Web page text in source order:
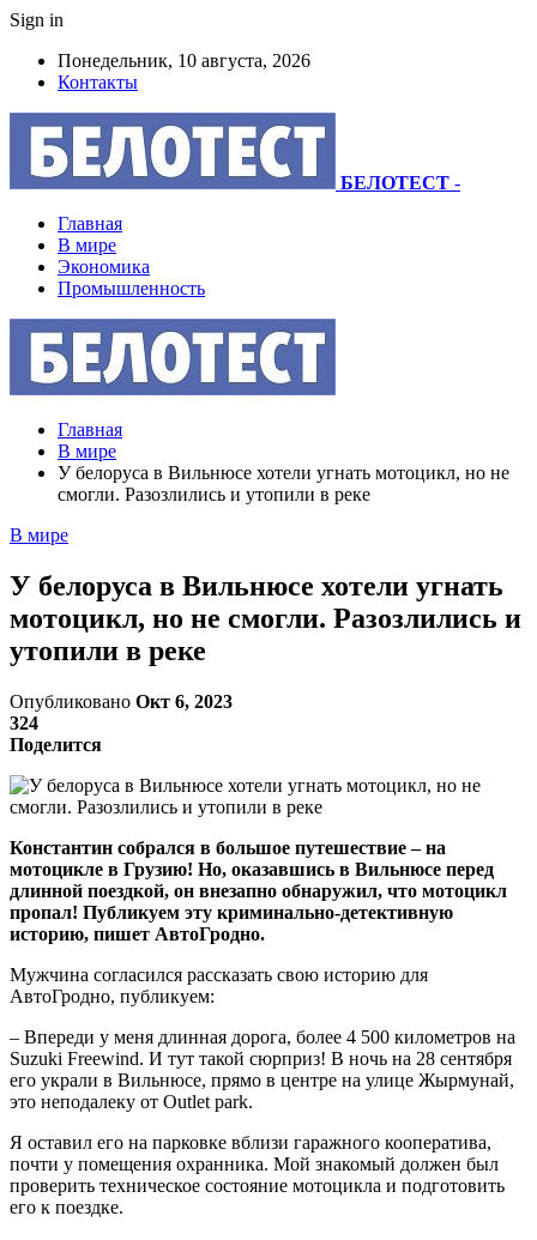
Sign in
Понедельник, 10 августа, 2026
Контакты
БЕЛОТЕСТ -
Главная
В мире
Экономика
Промышленность
Главная
В мире
У белоруса в Вильнюсе хотели угнать мотоцикл, но не
смогли. Разозлились и утопили в реке
В мире
У белоруса в Вильнюсе хотели угнать
мотоцикл, но не смогли. Разозлились и
утопили в реке
Опубликовано Окт 6, 2023
324
Поделится
Константин собрался в большое путешествие – на
мотоцикле в Грузию! Но, оказавшись в Вильнюсе перед
длинной поездкой, он внезапно обнаружил, что мотоцикл
пропал! Публикуем эту криминально-детективную
историю, пишет АвтоГродно.
Мужчина согласился рассказать свою историю для
АвтоГродно, публикуем:
– Впереди у меня длинная дорога, более 4 500 километров на
Suzuki Freewind. И тут такой сюрприз! В ночь на 28 сентября
его украли в Вильнюсе, прямо в центре на улице Жырмунай,
это неподалеку от Outlet park.
Я оставил его на парковке вблизи гаражного кооператива,
почти у помещения охранника. Мой знакомый должен был
проверить техническое состояние мотоцикла и подготовить
его к поездке.